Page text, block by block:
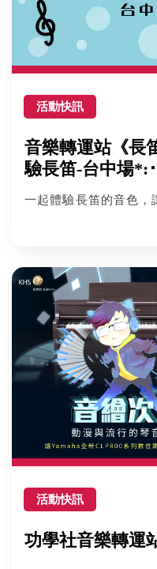
活動快訊
音樂轉運站《長
驗長笛-台中場*:
一起體驗長笛的音色，
活動快訊
功學社音樂轉運